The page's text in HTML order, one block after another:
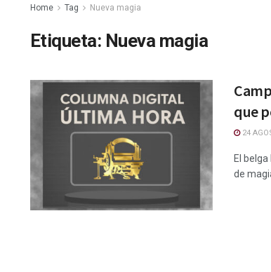
Home Tag Nueva magia
Etiqueta: Nueva magia
que
24
El
de